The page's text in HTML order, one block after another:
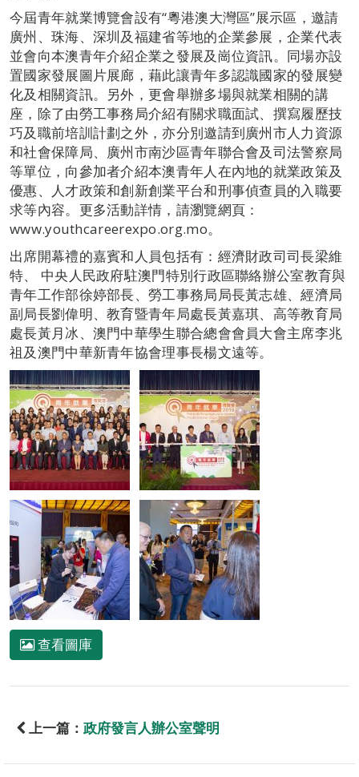
今屆青年就業博覽會設有“粵港澳大灣區”展示區，邀請
廣州、珠海、深圳及福建省等地的企業參展，企業代表
並會向本澳青年介紹企業之發展及崗位資訊。同場亦設
置國家發展圖片展廊，藉此讓青年多認識國家的發展變
化及相關資訊。另外，更會舉辦多場與就業相關的講
座，除了由勞工事務局介紹有關求職面試、撰寫履歷技
巧及職前培訓計劃之外，亦分別邀請到廣州市人力資源
和社會保障局、廣州市南沙區青年聯合會及司法警察局
等單位，向參加者介紹本澳青年人在內地的就業政策及
優惠、人才政策和創新創業平台和刑事偵查員的入職要
求等內容。更多活動詳情，請瀏覽網頁：
www.youthcareerexpo.org.mo。
出席開幕禮的嘉賓和人員包括有：經濟財政司司長梁維
特、 中央人民政府駐澳門特別行政區聯絡辦公室教育與
青年工作部徐婷部長、勞工事務局局長黃志雄、經濟局
副局長劉偉明、教育暨青年局處長黃嘉琪、高等教育局
處長黃月冰、澳門中華學生聯合總會會員大會主席李兆
祖及澳門中華新青年協會理事長楊文遠等。
查看圖庫
上一篇： 政府發言人辦公室聲明